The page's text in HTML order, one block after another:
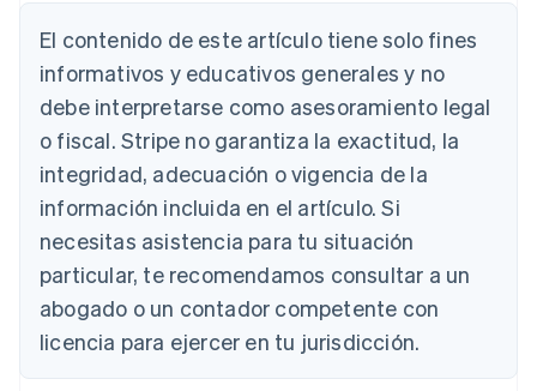
El contenido de este artículo tiene solo fines
informativos y educativos generales y no
debe interpretarse como asesoramiento legal
o fiscal. Stripe no garantiza la exactitud, la
integridad, adecuación o vigencia de la
información incluida en el artículo. Si
necesitas asistencia para tu situación
particular, te recomendamos consultar a un
abogado o un contador competente con
licencia para ejercer en tu jurisdicción.
DeutschEnglish
Bélgica
Brasil
PortuguêsEnglish
Bulgaria
English
Canadá
EnglishFrançais
简体中文 English
Chipre
English
Croacia
EnglishItaliano